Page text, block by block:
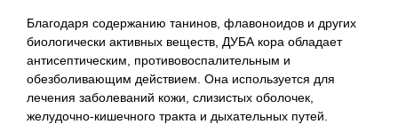
Благодаря содержанию танинов, флавоноидов и других
биологически активных веществ, ДУБА кора обладает
антисептическим, противовоспалительным и
обезболивающим действием. Она используется для
лечения заболеваний кожи, слизистых оболочек,
желудочно-кишечного тракта и дыхательных путей.